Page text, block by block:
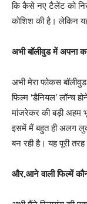
कि कैसे नए टैलेंट को
कोशिश की है। लेकिन
अभी बॉलीवुड में अपना
अभी मेरा फोकस
फिल्म ‘डैनियल’ लॉन्च
मांजरेकर की बड़ी अहम
इसमें मैं बहुत ही अलग
बन रही है। यह पूरी
और,आने वाली फिल्में